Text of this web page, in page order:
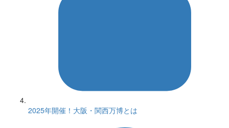
2025年開催！大阪・関西万博とは